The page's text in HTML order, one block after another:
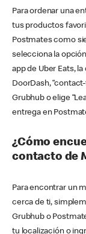
Para ordenar una
tus productos
Postmates como
selecciona la opción
app de Uber Eats,
DoorDash,
Grubhub o elige
entrega en
¿Cómo
contacto de
Para encontrar un
cerca de ti,
Grubhub o
tu localización o